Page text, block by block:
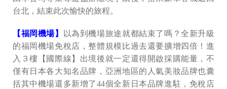
台北，結束此次愉快的旅程。
【福岡機場】
以為到機場旅途就都結束了嗎？全新升級
的福岡機場免稅店，整體規模比過去還要擴增四倍！進
入３樓【國際線】出境後就一定還得開啟採購能量，不
僅有日本各大知名品牌，亞洲地區的人氣美妝品牌也囊
括其中機場還多新增了44個全新日本品牌進駐，免稅店